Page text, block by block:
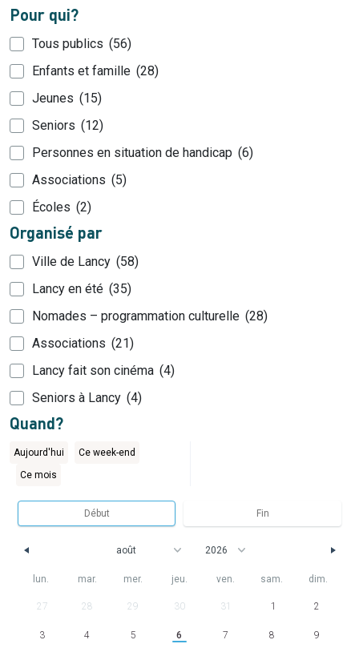
Pour qui?
Tous publics
56
Enfants et famille
28
Jeunes
15
Seniors
12
Personnes en situation de handicap
6
Associations
5
Écoles
2
Organisé par
Ville de Lancy
58
Lancy en été
35
Nomades – programmation culturelle
28
Associations
21
Lancy fait son cinéma
4
Seniors à Lancy
4
Quand?
Aujourd'hui
Ce week-end
Ce mois
lun. mar. mer. jeu. ven. sam. dim.
27 28 29 30 31 1 2
3 4 5 6 7 8 9